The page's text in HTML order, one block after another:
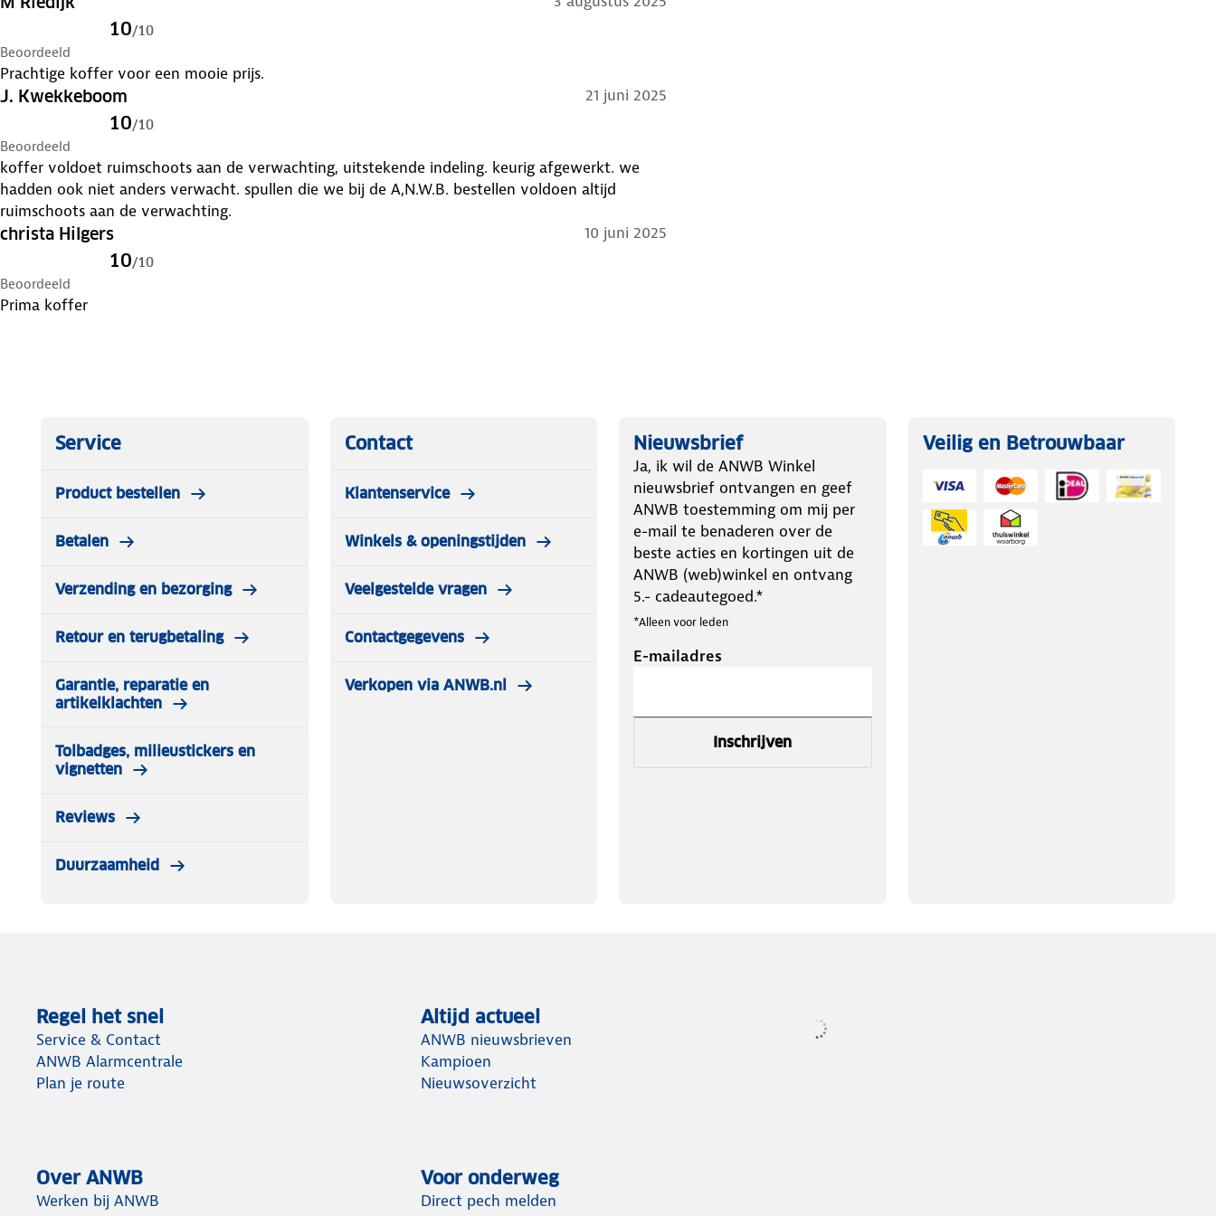
10/10
Beoordeeld
Prachtige koffer voor een mooie prijs.
J. Kwekkeboom 21 juni 2025
10/10
Beoordeeld
koffer voldoet ruimschoots aan de verwachting, uitstekende indeling. keurig afgewerkt. we
hadden ook niet anders verwacht. spullen die we bij de A,N.W.B. bestellen voldoen altijd
ruimschoots aan de verwachting.
christa Hilgers 10 juni 2025
10/10
Beoordeeld
Prima koffer
Service
Product bestellen
Betalen
Verzending en bezorging
Retour en terugbetaling
Garantie, reparatie en
artikelklachten
Tolbadges, milieustickers en
vignetten
Reviews
Duurzaamheid
Contact
Klantenservice
Winkels & openingstijden
Veelgestelde vragen
Contactgegevens
Verkopen via ANWB.nl
Nieuwsbrief
Ja, ik wil de ANWB Winkel
nieuwsbrief ontvangen en geef
ANWB toestemming om mij per
e-mail te benaderen over de
beste acties en kortingen uit de
ANWB (web)winkel en ontvang
5.- cadeautegoed.*
*Alleen voor leden
E-mailadres
Inschrijven
Veilig en Betrouwbaar
Regel het snel
Service & Contact
ANWB Alarmcentrale
Plan je route
Altijd actueel
ANWB nieuwsbrieven
Kampioen
Nieuwsoverzicht
Over ANWB
Werken bij ANWB
Voor onderweg
Direct pech melden